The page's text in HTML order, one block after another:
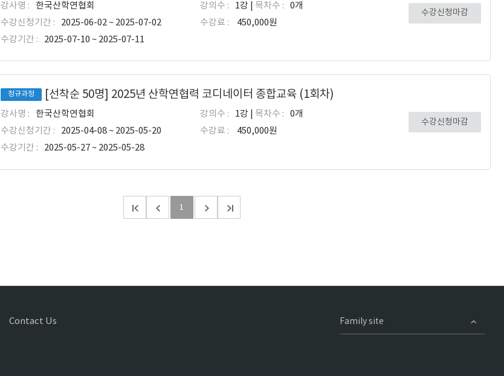
강사명 : 한국산학연협회 강의수 : 1강 | 목차수 :
0개
수강신청기간 :
2025-06-02 ~ 2025-07-02 수강료 :
450,000원
수강기간 :
2025-07-10 ~ 2025-07-11
수강신청마감
정규과정 [선착순 50명] 2025년 산학연협력 코디네이터 종합교육 (1회차)
강사명 : 한국산학연협회 강의수 : 1강 | 목차수 :
0개
수강신청기간 :
2025-04-08 ~ 2025-05-20 수강료 :
450,000원
수강기간 :
2025-05-27 ~ 2025-05-28
수강신청마감
1
Contact Us Family site